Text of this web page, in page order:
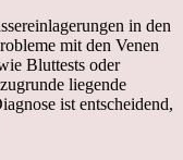
in den
mit den Venen
Bluttests oder
liegende
ist entscheidend,